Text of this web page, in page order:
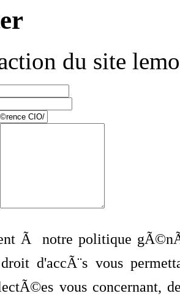
du site
Ã notre politique
droit d'accÃ¨s vous
vous concernant,